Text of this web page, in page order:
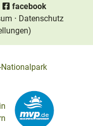
facebook
⋅ Datenschutz